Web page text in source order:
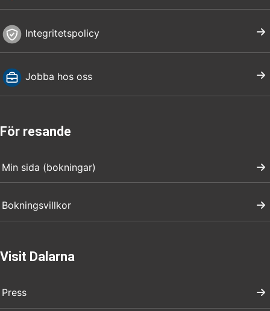
Integritetspolicy
Jobba hos oss
För resande
Min sida (bokningar)
Bokningsvillkor
Visit Dalarna
Press